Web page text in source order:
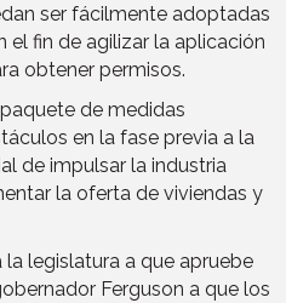
ser fácilmente adoptadas
fin de agilizar la aplicación
obtener permisos.
de medidas
en la fase previa a la
de impulsar la industria
la oferta de viviendas y
legislatura a que apruebe
Ferguson a que los